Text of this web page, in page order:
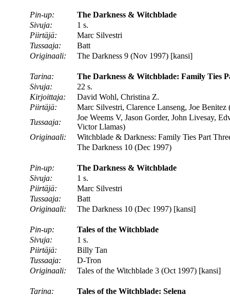
Pin-up:
The Darkness & Witchblade
Sivuja:
1 s.
Piirtäjä:
Marc Silvestri
Tussaaja:
Batt
Originaali:
The Darkness 9 (Nov 1997) [kansi]
Tarina:
The Darkness & Witchblade: Family Ties
Sivuja:
22 s.
Kirjoittaja:
David Wohl, Christina Z.
Piirtäjä:
Marc Silvestri, Clarence Lanseng, Joe
Tussaaja:
Joe Weems V, Jason Gorder, John Livesay,
Victor Llamas)
Originaali:
Witchblade & Darkness: Family Ties Part
The Darkness 10 (Dec 1997)
Pin-up:
The Darkness & Witchblade
Sivuja:
1 s.
Piirtäjä:
Marc Silvestri
Tussaaja:
Batt
Originaali:
The Darkness 10 (Dec 1997) [kansi]
Pin-up:
Tales of the Witchblade
Sivuja:
1 s.
Piirtäjä:
Billy Tan
Tussaaja:
D-Tron
Originaali:
Tales of the Witchblade 3 (Oct 1997) [kansi]
Tarina:
Tales of the Witchblade: Selena